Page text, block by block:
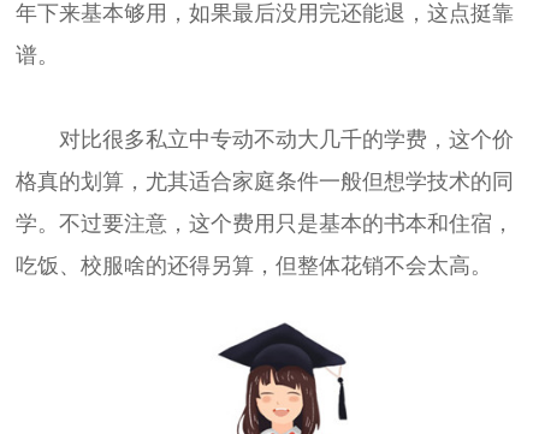
年下来基本够用，如果最后没用完还能退，这点挺靠
谱。
对比很多私立中专动不动大几千的学费，这个价
格真的划算，尤其适合家庭条件一般但想学技术的同
学。不过要注意，这个费用只是基本的书本和住宿，
吃饭、校服啥的还得另算，但整体花销不会太高。